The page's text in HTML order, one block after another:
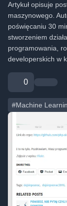
Artykuł opisuje
maszynowego.
poświęcaniu 30
stworzeniem
programowania,
developerskich w
0
#Machine